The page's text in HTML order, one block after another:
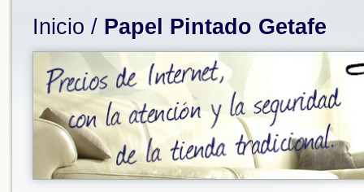
Inicio / Papel Pintado Getafe